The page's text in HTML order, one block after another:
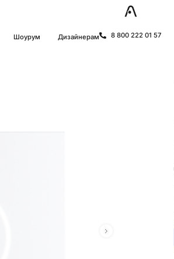
Шоурум Дизайнерам 8 800 222 01 57